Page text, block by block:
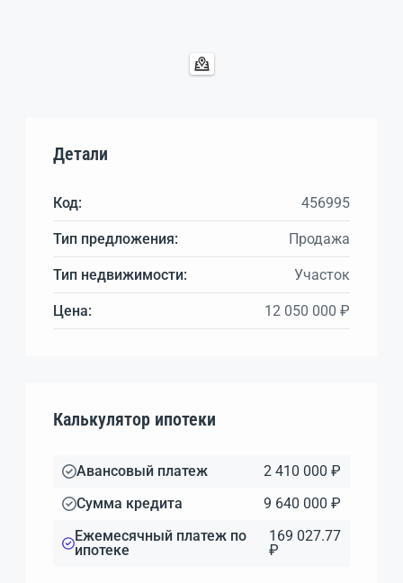
Детали
Код: 456995
Тип предложения: Продажа
Тип недвижимости: Участок
Цена: 12 050 000 ₽
Калькулятор ипотеки
Авансовый платеж
2 410 000 ₽
Сумма кредита
9 640 000 ₽
Ежемесячный платеж по
ипотеке
169 027.77
₽